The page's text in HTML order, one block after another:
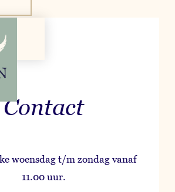
Contact
woensdag t/m zondag vanaf
11.00 uur.